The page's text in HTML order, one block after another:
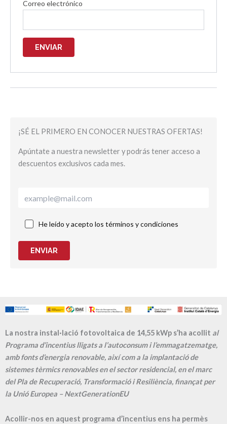
Correo electrónico
¡SÉ EL PRIMERO EN CONOCER NUESTRAS OFERTAS!
Apúntate a nuestra newsletter y podrás tener acceso a
descuentos exclusivos cada mes.
He leído y acepto los términos y condiciones
ENVIAR
La nostra instal·lació fotovoltaica de 14,55 kWp s’ha acollit al
Programa d’incentius lligats a l’autoconsum i l’emmagatzematge,
amb fonts d’energia renovable, així com a la implantació de
sistemes tèrmics renovables en el sector residencial, en el marc
del Pla de Recuperació, Transformació i Resiliència, finançat per
la Unió Europea – NextGenerationEU
Acollir-nos en aquest programa d’incentius ens ha permès